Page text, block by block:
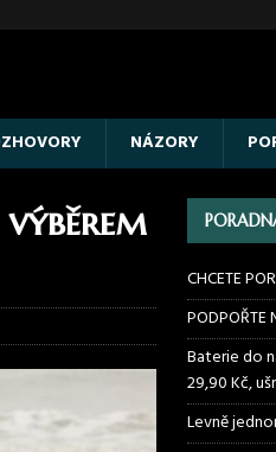
NÁZORY
CHCETE
PODPOŘTE
Baterie do
29,90 Kč,
Levně